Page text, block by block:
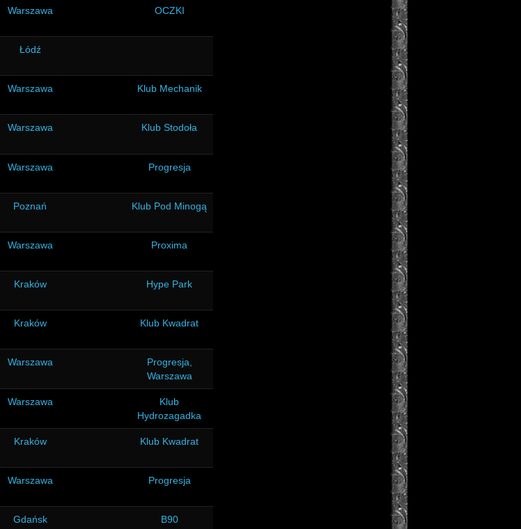
Warszawa OCZKI
Łódź
Warszawa Klub Mechanik
Warszawa Klub Stodoła
Warszawa Progresja
Poznań Klub Pod Minogą
Warszawa Proxima
Kraków Hype Park
Kraków Klub Kwadrat
Warszawa
Progresja,
Warszawa
Warszawa
Klub
Hydrozagadka
Kraków Klub Kwadrat
Warszawa Progresja
Gdańsk B90